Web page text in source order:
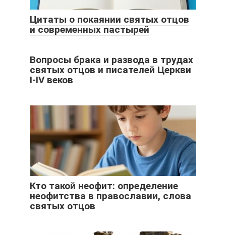
Цитаты о покаянии святых отцов
и современных пастырей
Вопросы брака и развода в трудах
святых отцов и писателей Церкви
I‑IV веков
Кто такой неофит: определение
неофитства в православии, слова
святых отцов